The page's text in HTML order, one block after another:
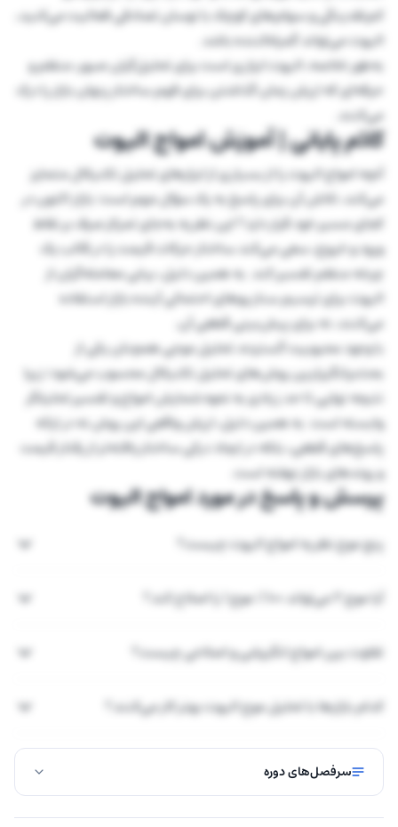
کم‌نقدینگی و سهام‌های کوچک با نوسان تصادفی فعالیت می‌کنید،
الیوت می‌تواند گمراه‌کننده باشد.
به‌طور خلاصه، الیوت ابزاری است برای تحلیل‌گران صبور، منظم و
حرفه‌ای که ارزش زمان گذاشتن برای فهم ساختار پنهان بازار را درک
می‌کنند.
کلام پایانی | آموزش امواج الیوت
آنچه امواج الیوت را از بسیاری از ابزارهای تحلیل تکنیکال متمایز
می‌کند، تلاش آن برای پاسخ به یک سؤال مهم است: بازار اکنون در
کجای مسیر خود قرار دارد؟ این نظریه به‌جای تمرکز صرف بر نقاط
ورود و خروج، سعی می‌کند ساختار حرکات قیمت را در قالب یک
چرخه منظم تفسیر کند. به همین دلیل، برخی معامله‌گران از
الیوت برای ترسیم سناریوهای احتمالی آینده بازار استفاده
می‌کنند، نه برای پیش‌بینی قطعی آن.
با وجود محبوبیت گسترده، تحلیل موجی همچنان یکی از
بحث‌برانگیزترین روش‌های تحلیل تکنیکال محسوب می‌شود؛ زیرا
نتیجه نهایی تا حد زیادی به نحوه شمارش امواج و تفسیر تحلیلگر
وابسته است. به همین دلیل، ارزش واقعی این روش نه در ارائه
پاسخ‌های قطعی، بلکه در ایجاد درکی ساختاریافته‌تر از رفتار قیمت
و روندهای بازار نهفته است.
پرسش و پاسخ در مورد امواج الیوت
پنج موج نظریه امواج الیوت چیست؟
آیا موج ۲ می‌تواند ۱۰۰٪ موج ۱ را اصلاح کند؟
تفاوت بین امواج انگیزشی و اصلاحی چیست؟
کدام بازارها با تحلیل موج الیوت بهتر کار می‌کنند؟
سرفصل‌های دوره